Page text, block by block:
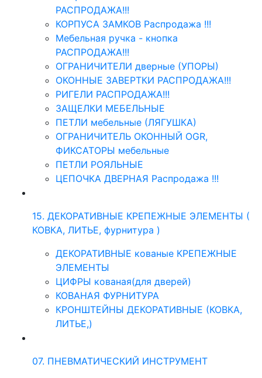
РАСПРОДАЖА!!!
КОРПУСА ЗАМКОВ Распродажа !!!
Мебельная ручка - кнопка
РАСПРОДАЖА!!!
ОГРАНИЧИТЕЛИ дверные (УПОРЫ)
ОКОННЫЕ ЗАВЕРТКИ РАСПРОДАЖА!!!
РИГЕЛИ РАСПРОДАЖА!!!
ЗАЩЕЛКИ МЕБЕЛЬНЫЕ
ПЕТЛИ мебельные (ЛЯГУШКА)
ОГРАНИЧИТЕЛЬ ОКОННЫЙ OGR,
ФИКСАТОРЫ мебельные
ПЕТЛИ РОЯЛЬНЫЕ
ЦЕПОЧКА ДВЕРНАЯ Распродажа !!!
15. ДЕКОРАТИВНЫЕ КРЕПЕЖНЫЕ ЭЛЕМЕНТЫ (
КОВКА, ЛИТЬЕ, фурнитура )
ДЕКОРАТИВНЫЕ кованые КРЕПЕЖНЫЕ
ЭЛЕМЕНТЫ
ЦИФРЫ кованая(для дверей)
КОВАНАЯ ФУРНИТУРА
КРОНШТЕЙНЫ ДЕКОРАТИВНЫЕ (КОВКА,
ЛИТЬЕ,)
07. ПНЕВМАТИЧЕСКИЙ ИНСТРУМЕНТ